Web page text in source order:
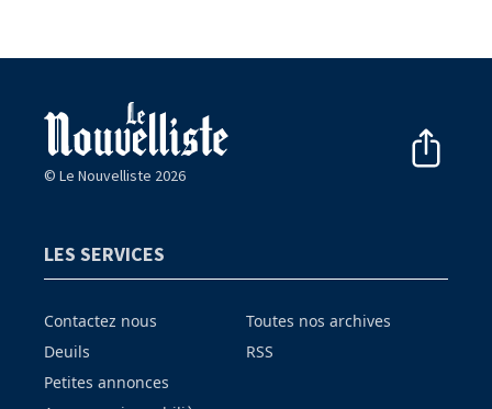
© Le Nouvelliste 2026
LES SERVICES
Contactez nous
Deuils
Petites annonces
Toutes nos archives
RSS